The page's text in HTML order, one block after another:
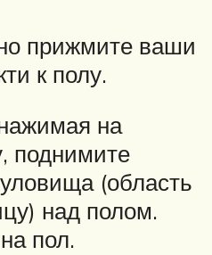
прижмите ваши
к полу.
на
поднимите
(область
над полом.
пол.